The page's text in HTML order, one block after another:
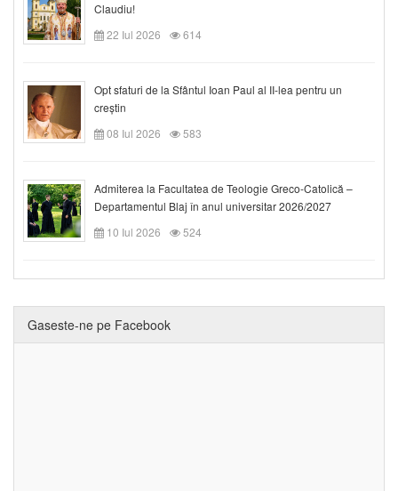
Claudiu!
22 Iul 2026
614
Opt sfaturi de la Sfântul Ioan Paul al II-lea pentru un
creștin
08 Iul 2026
583
Admiterea la Facultatea de Teologie Greco-Catolică –
Departamentul Blaj în anul universitar 2026/2027
10 Iul 2026
524
Gaseste-ne pe Facebook